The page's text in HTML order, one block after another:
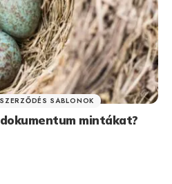
SZERZŐDÉS SABLONOK
mintákat?